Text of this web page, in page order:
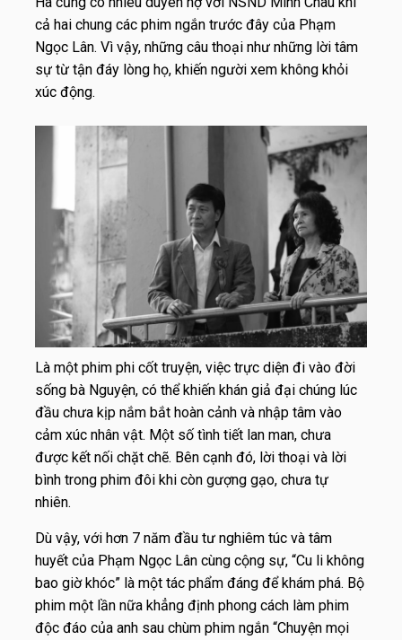
cả hai chung các phim ngắn trước đây của Phạm
Ngọc Lân. Vì vậy, những câu thoại như những lời tâm
sự từ tận đáy lòng họ, khiến người xem không khỏi
xúc động.
Là một phim phi cốt truyện, việc trực diện đi vào đời
sống bà Nguyện, có thể khiến khán giả đại chúng lúc
đầu chưa kịp nắm bắt hoàn cảnh và nhập tâm vào
cảm xúc nhân vật. Một số tình tiết lan man, chưa
được kết nối chặt chẽ. Bên cạnh đó, lời thoại và lời
bình trong phim đôi khi còn gượng gạo, chưa tự
nhiên.
Dù vậy, với hơn 7 năm đầu tư nghiêm túc và tâm
huyết của Phạm Ngọc Lân cùng cộng sự, “Cu li không
bao giờ khóc” là một tác phẩm đáng để khám phá. Bộ
phim một lần nữa khẳng định phong cách làm phim
độc đáo của anh sau chùm phim ngắn “Chuyện mọi